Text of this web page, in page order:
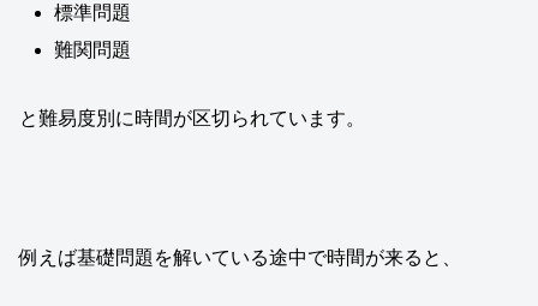
標準問題
難関問題
と難易度別に時間が区切られています。
例えば基礎問題を解いている途中で時間が来ると、